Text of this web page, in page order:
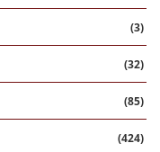
(3)
(32)
(85)
(424)